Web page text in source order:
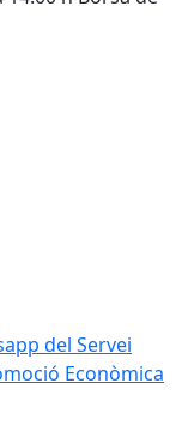
del Servei
Econòmica